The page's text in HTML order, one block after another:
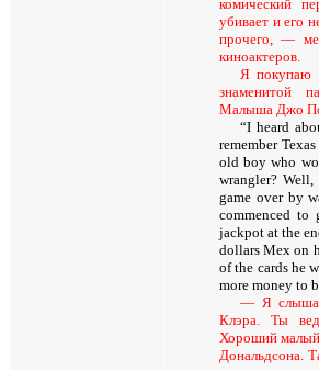
комический
убивает и его
прочего, —
киноактеров.
Я покупаю
знаменитой
Малыша Джо
“I heard
remember
old boy who
wrangler?
game over by
commenced to
jackpot at the
dollars Mex on
of the cards he
more money to
— Я
Клэра. Ты
Хороший
Дональдсона.